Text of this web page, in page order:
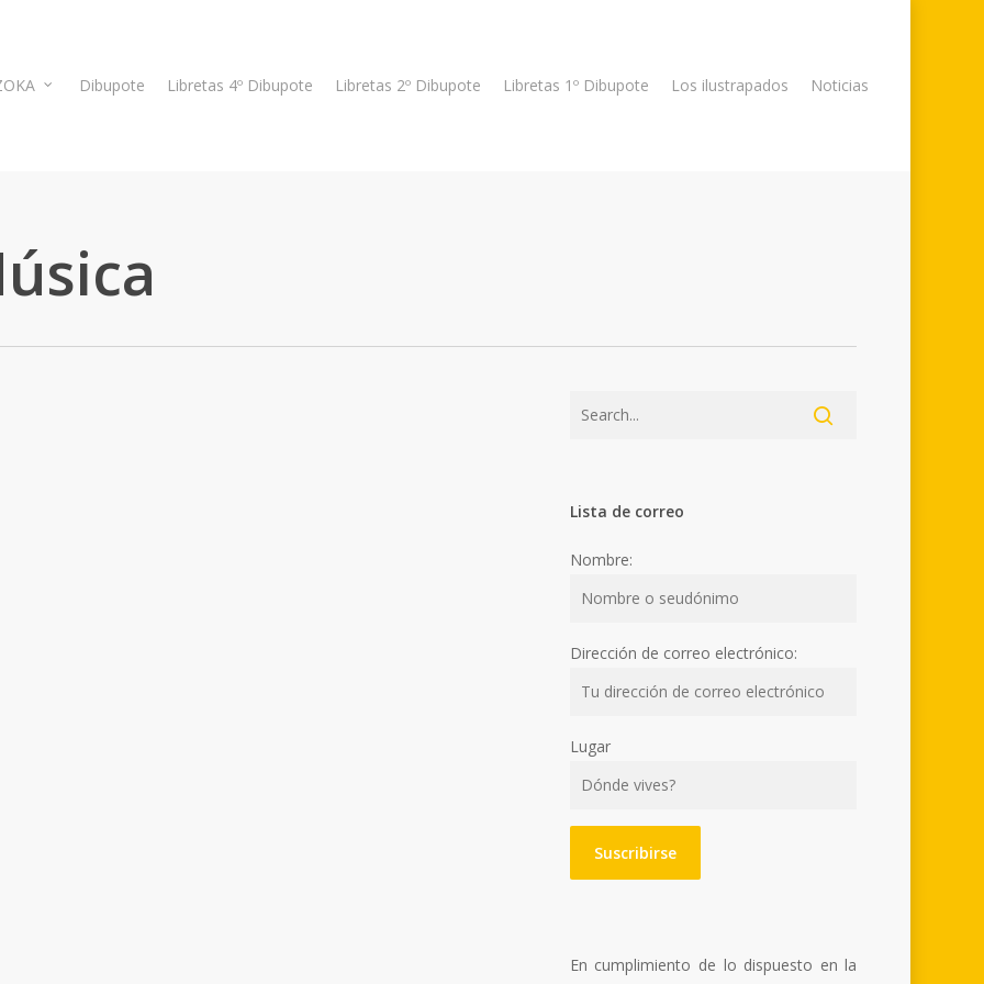
Dibupote Libretas 4º Dibupote Libretas 2º Dibupote Libretas 1º Dibupote Los ilustrapados Noticias
Lista de correo
Nombre:
Dirección de correo electrónico:
Lugar
En cumplimiento de lo dispuesto en la